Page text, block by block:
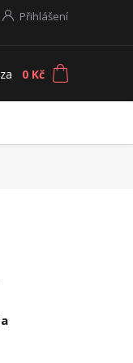
Přihlášení
za 0 Kč